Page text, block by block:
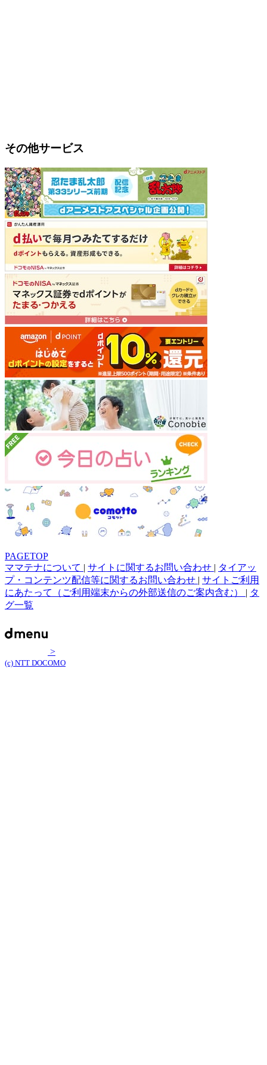
その他サービス
PAGETOP
ママテナについて | サイトに関するお問い合わせ | タイアッ
プ・コンテンツ配信等に関するお問い合わせ | サイトご利用
にあたって（ご利用端末からの外部送信のご案内含む） | タ
グ一覧
>
(c) NTT DOCOMO